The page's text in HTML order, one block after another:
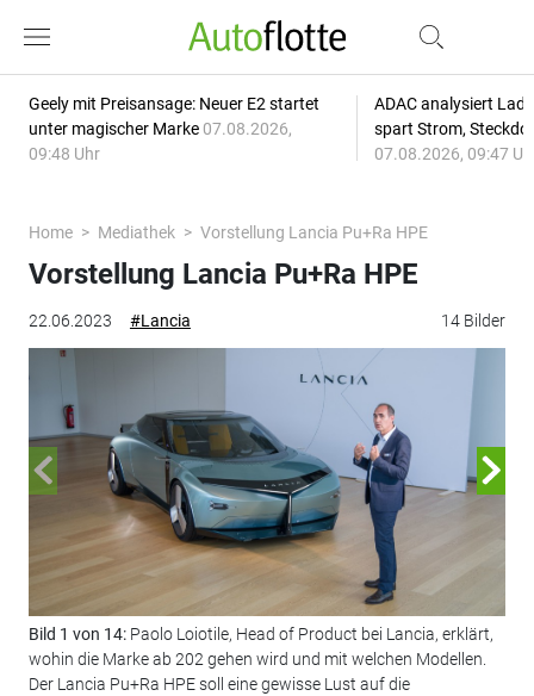
Geely mit Preisansage: Neuer E2 startet
unter magischer Marke 07.08.2026,
09:48 Uhr
ADAC analysiert
spart Strom,
07.08.2026, 09:47
Home Mediathek Vorstellung Lancia Pu+Ra HPE
22.06.2023 #Lancia 14 Bilder
Vorstellung Lancia Pu+Ra HPE
Bild 1 von 14: Paolo Loiotile, Head of Product bei Lancia, erklärt,
wohin die Marke ab 202 gehen wird und mit welchen Modellen.
Der Lancia Pu+Ra HPE soll eine gewisse Lust auf die